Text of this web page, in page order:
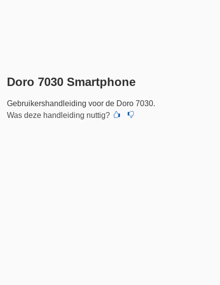
Doro 7030 Smartphone
Gebruikershandleiding voor de Doro 7030.
Was deze handleiding nuttig?